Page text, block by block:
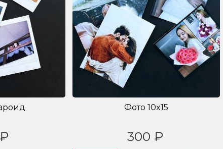
Фото 10x15
300 ₽